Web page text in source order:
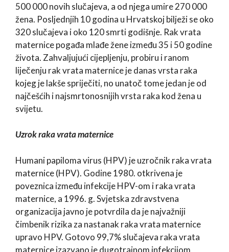
500 000 novih slučajeva, a od njega umire 270 000
žena. Posljednjih 10 godina u Hrvatskoj bilježi se oko
320 slučajeva i oko 120 smrti godišnje. Rak vrata
maternice pogađa mlađe žene između 35 i 50 godine
života. Zahvaljujući cijepljenju, probiru i ranom
liječenju rak vrata maternice je danas vrsta raka
kojeg je lakše spriječiti, no unatoč tome jedan je od
najčešćih i najsmrtonosnijih vrsta raka kod žena u
svijetu.
Uzrok raka vrata maternice
Humani papiloma virus (HPV) je uzročnik raka vrata
maternice (HPV). Godine 1980. otkrivena je
poveznica između infekcije HPV-om i raka vrata
maternice, a 1996. g. Svjetska zdravstvena
organizacija javno je potvrdila da je najvažniji
čimbenik rizika za nastanak raka vrata maternice
upravo HPV. Gotovo 99,7% slučajeva raka vrata
maternice izazvano je dugotrajnom infekcijom